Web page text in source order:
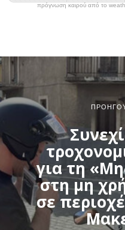
πρόγνωση καιρού από το
για τη
στη μη
σε